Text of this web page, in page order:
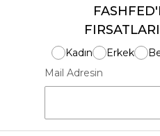
Kadın Erkek
Mail Adresin